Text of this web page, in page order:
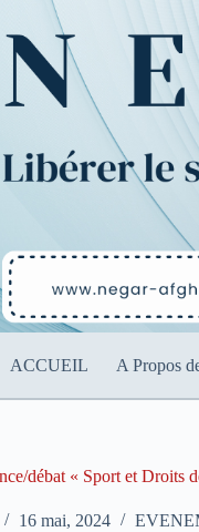
ACCUEIL A Propos
débat « Sport et Droits
16 mai, 2024